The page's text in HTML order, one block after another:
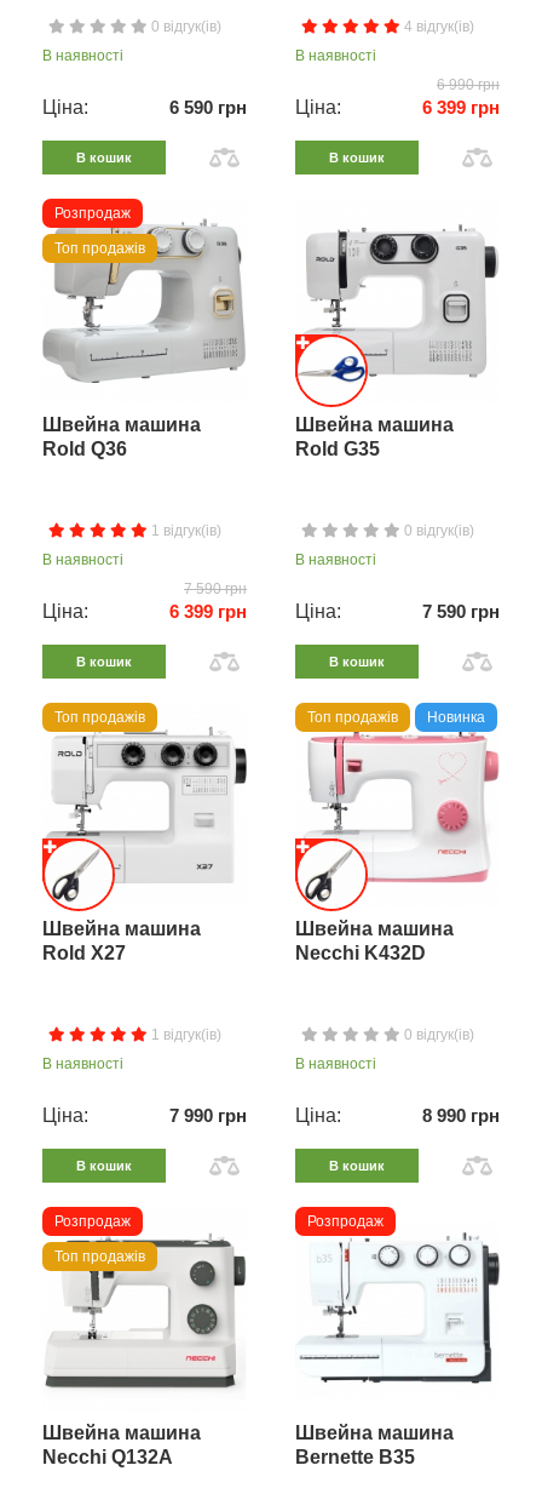
0 відгук(ів)
В наявності
Ціна: 6 590 грн
В кошик
4 відгук(ів)
В наявності
6 990 грн
Ціна: 6 399 грн
В кошик
Розпродаж
Топ продажів
Швейна машина
Rold Q36
1 відгук(ів)
В наявності
7 590 грн
Ціна: 6 399 грн
В кошик
Швейна машина
Rold G35
0 відгук(ів)
В наявності
Ціна: 7 590 грн
В кошик
Топ продажів
Швейна машина
Rold X27
1 відгук(ів)
В наявності
Ціна: 7 990 грн
В кошик
Топ продажів Новинка
Швейна машина
Necchi K432D
0 відгук(ів)
В наявності
Ціна: 8 990 грн
В кошик
Розпродаж
Топ продажів
Швейна машина
Necchi Q132A
Розпродаж
Швейна машина
Bernette B35